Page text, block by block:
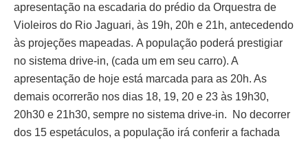
apresentação na escadaria do prédio da Orquestra de
Violeiros do Rio Jaguari, às 19h, 20h e 21h, antecedendo
às projeções mapeadas. A população poderá prestigiar
no sistema drive-in, (cada um em seu carro). A
apresentação de hoje está marcada para as 20h. As
demais ocorrerão nos dias 18, 19, 20 e 23 às 19h30,
20h30 e 21h30, sempre no sistema drive-in. No decorrer
dos 15 espetáculos, a população irá conferir a fachada